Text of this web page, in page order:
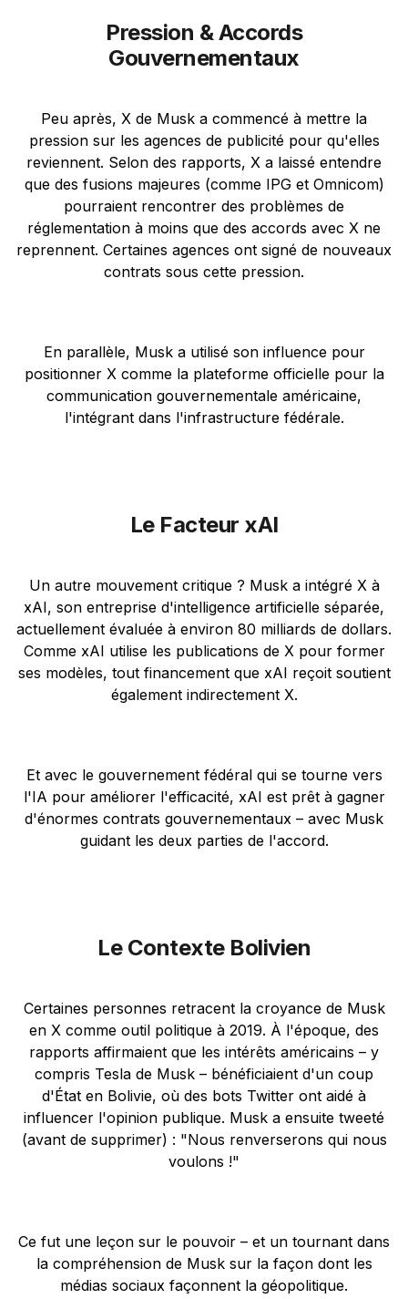
Pression & Accords
Gouvernementaux
Peu après, X de Musk a commencé à mettre la
pression sur les agences de publicité pour qu'elles
reviennent. Selon des rapports, X a laissé entendre
que des fusions majeures (comme IPG et Omnicom)
pourraient rencontrer des problèmes de
réglementation à moins que des accords avec X ne
reprennent. Certaines agences ont signé de nouveaux
contrats sous cette pression.
En parallèle, Musk a utilisé son influence pour
positionner X comme la plateforme officielle pour la
communication gouvernementale américaine,
l'intégrant dans l'infrastructure fédérale.
Le Facteur xAI
Un autre mouvement critique ? Musk a intégré X à
xAI, son entreprise d'intelligence artificielle séparée,
actuellement évaluée à environ 80 milliards de dollars.
Comme xAI utilise les publications de X pour former
ses modèles, tout financement que xAI reçoit soutient
également indirectement X.
Et avec le gouvernement fédéral qui se tourne vers
l'IA pour améliorer l'efficacité, xAI est prêt à gagner
d'énormes contrats gouvernementaux – avec Musk
guidant les deux parties de l'accord.
Le Contexte Bolivien
Certaines personnes retracent la croyance de Musk
en X comme outil politique à 2019. À l'époque, des
rapports affirmaient que les intérêts américains – y
compris Tesla de Musk – bénéficiaient d'un coup
d'État en Bolivie, où des bots Twitter ont aidé à
influencer l'opinion publique. Musk a ensuite tweeté
(avant de supprimer) : "Nous renverserons qui nous
voulons !"
Ce fut une leçon sur le pouvoir – et un tournant dans
la compréhension de Musk sur la façon dont les
médias sociaux façonnent la géopolitique.